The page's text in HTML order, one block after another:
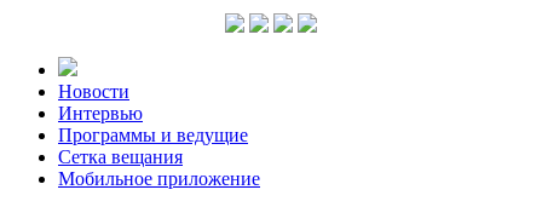
Новости
Интервью
Программы и ведущие
Сетка вещания
Мобильное приложение